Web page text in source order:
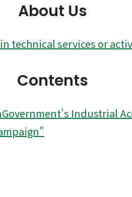
About Us
technical services or
Contents
Government's Industrial